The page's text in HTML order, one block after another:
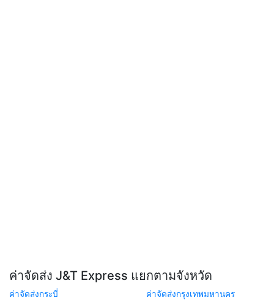
ค่าจัดส่ง J&T Express แยกตามจังหวัด
ค่าจัดส่งกระบี่
ค่าจัดส่งกรุงเทพมหานคร